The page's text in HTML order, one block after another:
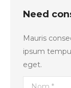
Need
Mauris
ipsum
eget.
Nom *